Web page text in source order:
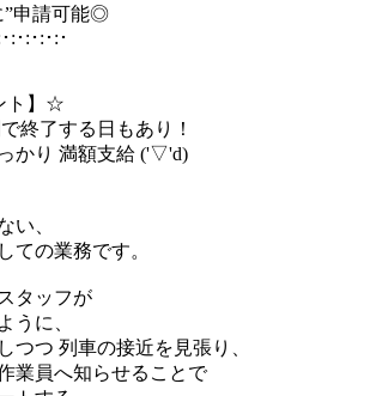
”申請可能◎
:･:･:･:･
ト】☆
終了する日もあり！
かり 満額支給 ('▽'d)
い、
ての業務です。
タッフが
うに、
つつ 列車の接近を見張り、
業員へ知らせることで